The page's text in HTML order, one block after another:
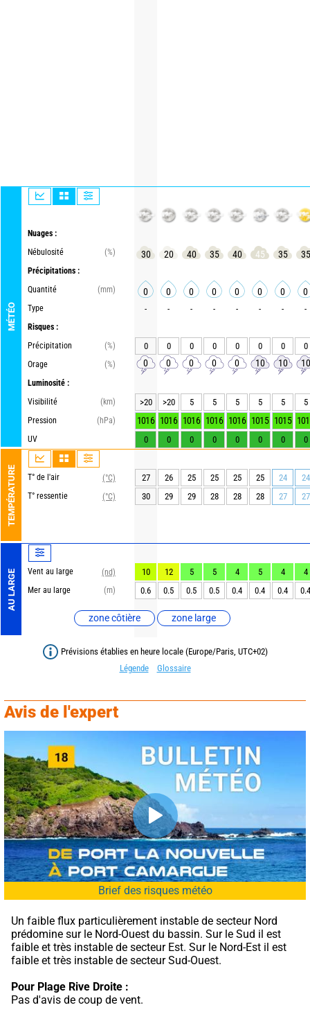
MÉTÉO
Nuages :
Nébulosité
(%)
Précipitations :
Quantité
(mm)
Type
Risques :
Précipitation
(%)
Orage
(%)
Luminosité :
Visibilité
(km)
Pression
(hPa)
UV
TEMPÉRATURE T° de l'air
(°C)
T° ressentie
(°C)
AU LARGE Vent au large
(nd)
Mer au large
(m)
zone côtière zone large
30 20 40 35 40 45 35 35
0 0 0 0 0 0 0 0
- - - - - - - -
0 0 0 0 0 0 0 0
0 0 0 0 0 10 10 10
>20 >20 5 5 5 5 5 5
1016 1016 1016 1016 1016 1015 1015
0 0 0 0 0 0 0 0
27 26 25 25 25 25 24
24
30
29 29 28 28 28 27 27
10 12 5 5 4 5 4
4
0.6
0.5 0.5 0.5 0.4 0.4 0.4 0.4
Prévisions établies en heure locale (Europe/Paris, UTC+02)
Légende
Glossaire
Avis de l'expert
Brief des risques météo
Un faible flux particulièrement instable de secteur Nord
prédomine sur le Nord-Ouest du bassin. Sur le Sud il est
faible et très instable de secteur Est. Sur le Nord-Est il est
faible et très instable de secteur Sud-Ouest.
Pour Plage Rive Droite :
Pas d'avis de coup de vent.